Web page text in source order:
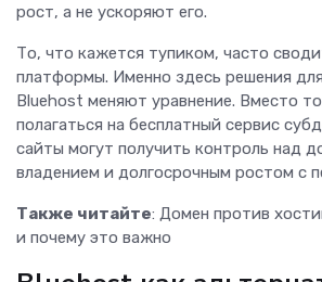
рост, а не ускоряют его.
То, что кажется тупиком, часто
платформы. Именно здесь решения
Bluehost меняют уравнение. Вместо
полагаться на бесплатный сервис
сайты могут получить контроль над
владением и долгосрочным ростом с
Также читайте: Домен против
и почему это важно